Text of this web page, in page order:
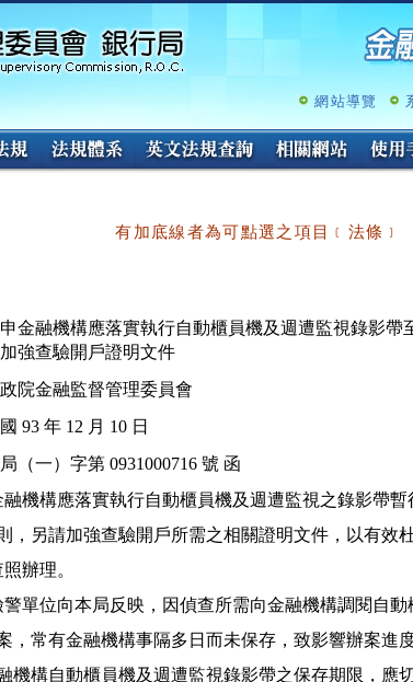
跳
容
網站導覽
有加底線者為可點選之項目﹝法條﹞
金融機構應落實執行自動櫃員機及週遭監視錄影帶
強查驗開戶證明文件
院金融監督管理委員會
93 年 12 月 10 日
（一）字第 0931000716 號 函
融機構應落實執行自動櫃員機及週遭監視之錄影帶
原則，另請加強查驗開戶所需之相關證明文件，以有效
照辦理。
警單位向本局反映，因偵查所需向金融機構調閱自
助辦案，常有金融機構事隔多日而未保存，致影響辦案進
各金融機構自動櫃員機及週遭監視錄影帶之保存期限，應